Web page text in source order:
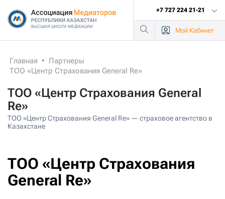
+7 727 224 21-21
МойКабинет
Главная • Партнеры
ТОО «Центр Страхования General Re»
ТОО «Центр Страхования General
Re»
ТОО «Центр Страхования General Re» — страховое агентство в
Казахстане
ТОО «Центр Страхования
General Re»